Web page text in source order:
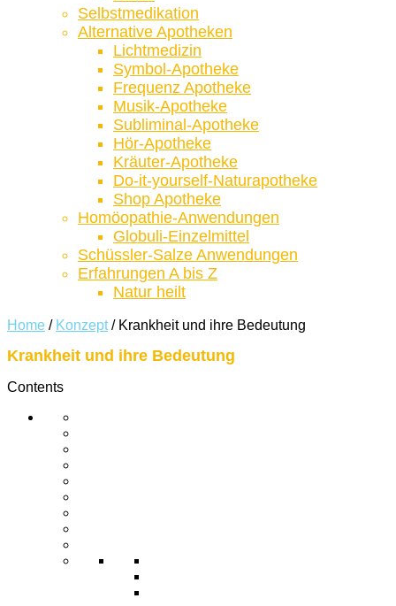
Selbstmedikation
Alternative Apotheken
Lichtmedizin
Symbol-Apotheke
Frequenz Apotheke
Musik-Apotheke
Subliminal-Apotheke
Hör-Apotheke
Kräuter-Apotheke
Do-it-yourself-Naturapotheke
Shop Apotheke
Homöopathie-Anwendungen
Globuli-Einzelmittel
Schüssler-Salze Anwendungen
Erfahrungen A bis Z
Natur heilt
Home / Konzept / Krankheit und ihre Bedeutung
Krankheit und ihre Bedeutung
Contents